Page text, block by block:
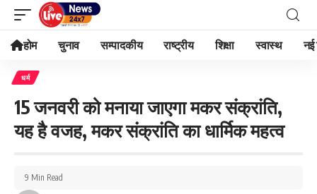
होम चुनाव सम्पादकीय राष्ट्रीय शिक्षा स्वास्थ नई
धर्म
15 जनवरी को मनाया जाएगा मकर संक्रांति,
यह है वजह, मकर संक्रांति का धार्मिक महत्व
9 Min Read